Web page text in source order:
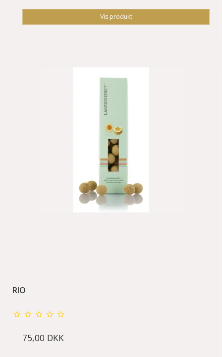
Vis produkt
RIO
75,00 DKK